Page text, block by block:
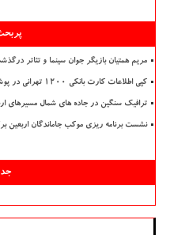
مریم همتیان بازیگر جوان سینما و تئاتر
کپی اطلاعات کارت بانکی ۱۲۰۰ تهرانی در پوشش فروشنده میوه
ترافیک سنگین در جاده های شمال مسیرهای
نشست برنامه ریزی موکب جاماندگان اربعین